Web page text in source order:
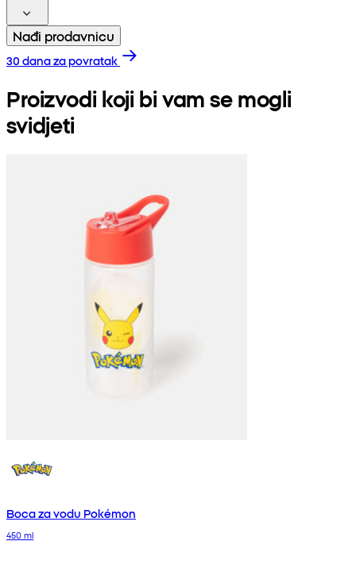
Nađi prodavnicu
30 dana za povratak
Proizvodi koji bi vam se mogli
svidjeti
Boca za vodu Pokémon
450 ml